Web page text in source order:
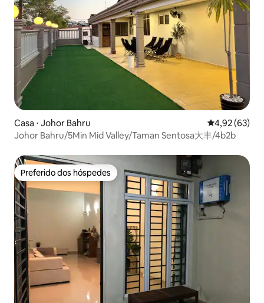
Casa ⋅ Johor Bahru 4,92 de uma
4,92 (63)
Johor Bahru/5Min Mid Valley/Taman Sentosa大丰/4b2b
Preferido dos hóspedes
Preferido dos hóspedes